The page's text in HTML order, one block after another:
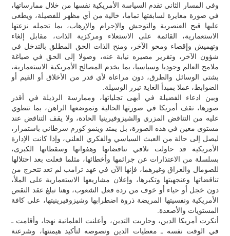
وفي المسار الثاني تقدم السياسة الأمريكية نفسها من خلال ممارساتها،
في صورة مغايرة لسابقتها تماما، خالية من أي مظهر للفضيلة، ويطغى
عليها قبح العنصرية والتوحش والإجرام والإرهاب، بما تحمله نزعتها
الاستعمارية، القائمة على الاستعلاء ومركزية الذات، مقابل إلغاء
وتهميش وإقصاء ومحو الآخر، ومنح الذات الحق المطلق بالتدخل في
شؤون الآخر، وتقرير مصيره نيابة عنه، وصولا إلى الحق في صياغة
ملامح العالم وجوديا وسياسيا، بما يخدم المصالح الأمريكية الاستعمارية،
بشتى الوسائل والطرق، دون مراعاة لأي قدر من الأخلاق أو القيم أو
الضوابط، عملا بمبدأ الغاية تبرر الوسيلة.
وبين ادعاء الفضيلة في أبهى تجلياتها، وممارسة الرذيلة في أقذر
صورها، تقف أمريكا في صورتها الحالية وتموضعها الراهن، بما تنطوي
عليه من التناقض المزري والشيزوفيرينيا الحادة، ولا يقف التناقض عند
مستوى معين في هذه الصورة، بل يمتد وينمو كورم سرطاني باستمرار،
ليصل إلى حالة من العبث السياسي والفكري العلني، وإذا كانت الإدارة
الأمريكية قد حاولت تلافي تناقضاتها وهفواتها وسقطاتها الكبرى،
بسلسلة من الاعتذارات عن جرائمها وأخطائها، مثلما فعلت بعد احتلالها
للصومال والعراق وغيرهما، فإنها الآن في عهد ترامب لم تعد تتحرج من
تناقضاتها وعنجهيتها وتكبرها، وإعلان مشاريعها الاستعمارية على الملأ،
دون خجل أو حياء أو خوف من ردة فعل الشعوب، وهنا تبلغ عقد النقص
الأمريكية ونفسيتها المريضة ذروة اضطرابها وشيزوفيرينيتها، على كافة
المستويات والأصعدة.
أنكرت أمريكا الدين، وحاربت التدين، وأعلنت العلمانية نهجا، وأقامت ـ
في الوقت نفسه ـ معطيات الدين ونصوصه لتأكيد هيمنتها، وشرعنة